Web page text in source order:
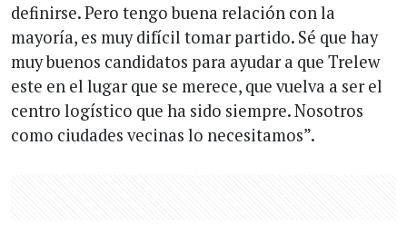
definirse. Pero tengo buena relación con la
mayoría, es muy difícil tomar partido. Sé que hay
muy buenos candidatos para ayudar a que Trelew
este en el lugar que se merece, que vuelva a ser el
centro logístico que ha sido siempre. Nosotros
como ciudades vecinas lo necesitamos”.